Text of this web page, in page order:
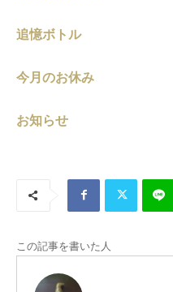
追憶ボトル
今月のお休み
お知らせ
この記事を書いた人